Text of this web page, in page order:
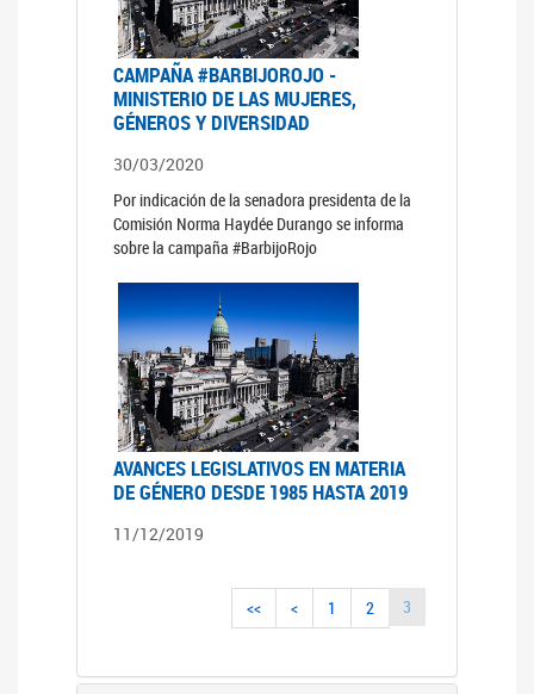
CAMPAÑA #BARBIJOROJO -
MINISTERIO DE LAS MUJERES,
GÉNEROS Y DIVERSIDAD
30/03/2020
Por indicación de la senadora presidenta de la
Comisión Norma Haydée Durango se informa
sobre la campaña #BarbijoRojo
AVANCES LEGISLATIVOS EN MATERIA
DE GÉNERO DESDE 1985 HASTA 2019
11/12/2019
<< < 1 2 3